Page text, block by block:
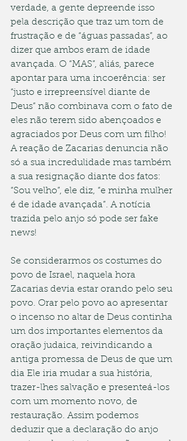
verdade, a gente depreende isso
pela descrição que traz um tom de
frustração e de “águas passadas”, ao
dizer que ambos eram de idade
avançada. O “MAS”, aliás, parece
apontar para uma incoerência: ser
“justo e irrepreensível diante de
Deus” não combinava com o fato de
eles não terem sido abençoados e
agraciados por Deus com um filho!
A reação de Zacarias denuncia não
só a sua incredulidade mas também
a sua resignação diante dos fatos:
“Sou velho”, ele diz, “e minha mulher
é de idade avançada”. A notícia
trazida pelo anjo só pode ser fake
news!
Se considerarmos os costumes do
povo de Israel, naquela hora
Zacarias devia estar orando pelo seu
povo. Orar pelo povo ao apresentar
o incenso no altar de Deus continha
um dos importantes elementos da
oração judaica, reivindicando a
antiga promessa de Deus de que um
dia Ele iria mudar a sua história,
trazer-lhes salvação e presenteá-los
com um momento novo, de
restauração. Assim podemos
deduzir que a declaração do anjo